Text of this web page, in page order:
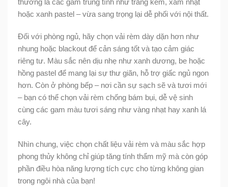
thường là các gam trung tính như trắng kem, xám nhạt
hoặc xanh pastel – vừa sang trọng lại dễ phối với nội thất.
Đối với phòng ngủ, hãy chọn vải rèm dày dặn hơn như
nhung hoặc blackout để cản sáng tốt và tạo cảm giác
riêng tư. Màu sắc nên dịu nhẹ như xanh dương, be hoặc
hồng pastel để mang lại sự thư giãn, hỗ trợ giấc ngủ ngon
hơn. Còn ở phòng bếp – nơi cần sự sạch sẽ và tươi mới
– bạn có thể chọn vải rèm chống bám bụi, dễ vệ sinh
cùng các gam màu tươi sáng như vàng nhạt hay xanh lá
cây.
Nhìn chung, việc chọn chất liệu vải rèm và màu sắc hợp
phong thủy không chỉ giúp tăng tính thẩm mỹ mà còn góp
phần điều hòa năng lượng tích cực cho từng không gian
trong ngôi nhà của bạn!